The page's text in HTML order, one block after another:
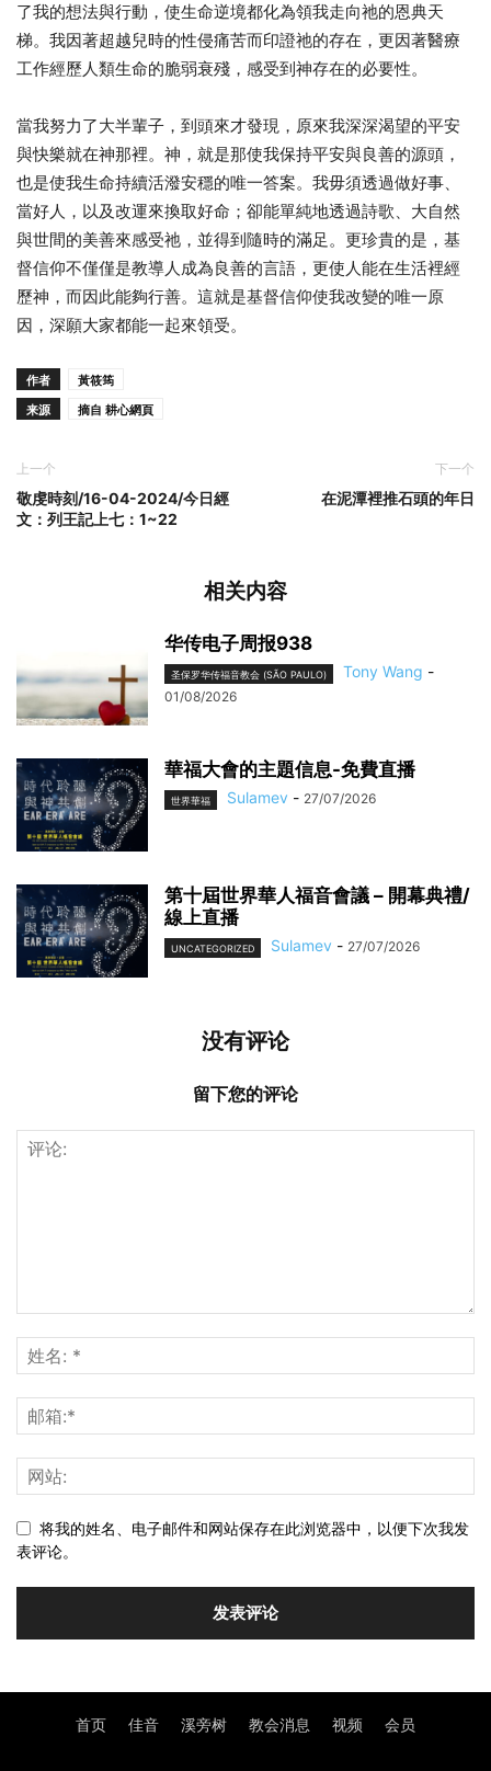
了我的想法與行動，使生命逆境都化為領我走向祂的恩典天
梯。我因著超越兒時的性侵痛苦而印證祂的存在，更因著醫療
工作經歷人類生命的脆弱衰殘，感受到神存在的必要性。
當我努力了大半輩子，到頭來才發現，原來我深深渴望的平安
與快樂就在神那裡。神，就是那使我保持平安與良善的源頭，
也是使我生命持續活潑安穩的唯一答案。我毋須透過做好事、
當好人，以及改運來換取好命；卻能單純地透過詩歌、大自然
與世間的美善來感受祂，並得到隨時的滿足。更珍貴的是，基
督信仰不僅僅是教導人成為良善的言語，更使人能在生活裡經
歷神，而因此能夠行善。這就是基督信仰使我改變的唯一原
因，深願大家都能一起來領受。
作者
黃筱筠
来源
摘自 耕心網頁
上一个
敬虔時刻/16-04-2024/今日經
文：列王記上七：1~22
下一个
在泥潭裡推石頭的年日
相关内容
华传电子周报938
圣保罗华传福音教会 (SÃO PAULO) Tony Wang -
01/08/2026
華福大會的主題信息-免費直播
世界華福 Sulamev - 27/07/2026
第十屆世界華人福音會議 – 開幕典禮/
線上直播
UNCATEGORIZED Sulamev - 27/07/2026
没有评论
留下您的评论
将我的姓名、电子邮件和网站保存在此浏览器中，以便下次我发
表评论。
首页 佳音 溪旁树 教会消息 视频 会员